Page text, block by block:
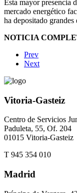
Esta mayor presencia
mercado energético
ha depositado grandes
NOTICIA
Prev
Next
Vitoria-Gasteiz
Centro de Servicios
Paduleta, 55, Of. 204
01015 Vitoria-Gasteiz
T 945 354 010
Madrid